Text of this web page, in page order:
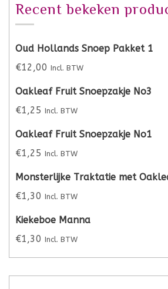
Recent bekeken
Oud Hollands Snoep Pakket 1
€12,00 Incl. BTW
Oakleaf Fruit Snoepzakje No3
€1,25 Incl. BTW
Oakleaf Fruit Snoepzakje No1
€1,25 Incl. BTW
Monsterlijke Traktatie met
€1,30 Incl. BTW
Kiekeboe Manna
€1,30 Incl. BTW